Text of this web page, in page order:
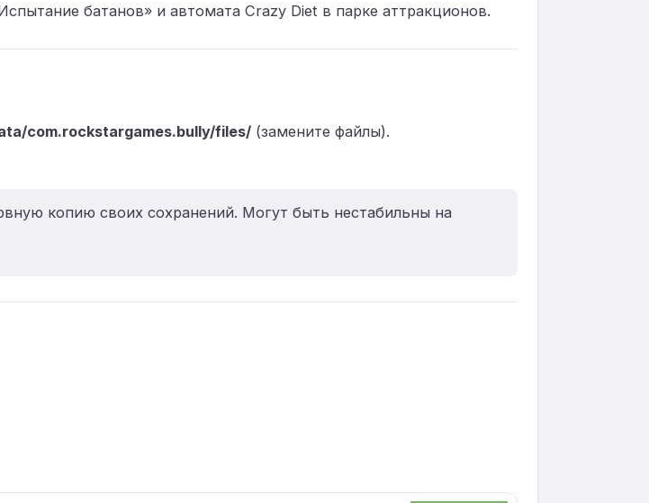
батанов» и автомата Crazy Diet в парке аттракционов.
com.rockstargames.bully/files/ (замените файлы).
копию своих сохранений. Могут быть нестабильны на